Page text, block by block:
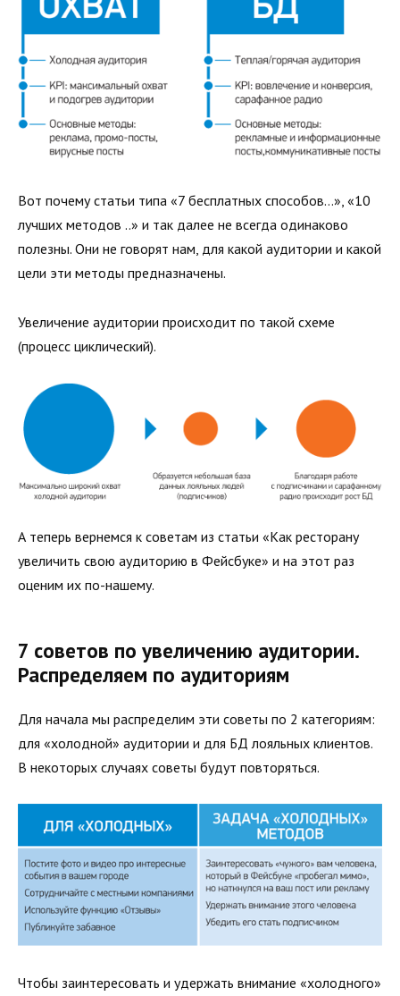
Вот почему статьи типа «7 бесплатных способов…», «10
лучших методов ..» и так далее не всегда одинаково
полезны. Они не говорят нам, для какой аудитории и какой
цели эти методы предназначены.
Увеличение аудитории происходит по такой схеме
(процесс циклический).
А теперь вернемся к советам из статьи «Как ресторану
увеличить свою аудиторию в Фейсбуке» и на этот раз
оценим их по-нашему.
7 советов по увеличению аудитории.
Распределяем по аудиториям
Для начала мы распределим эти советы по 2 категориям:
для «холодной» аудитории и для БД лояльных клиентов.
В некоторых случаях советы будут повторяться.
Чтобы заинтересовать и удержать внимание «холодного»